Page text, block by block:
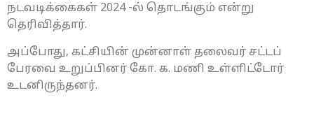
நடவடிக்கைகள் 2024 -ல் தொடங்கும் என்று
தெரிவித்தார்.
அப்போது, கட்சியின் முன்னாள் தலைவர் சட்டப்
பேரவை உறுப்பினர் கோ. க. மணி உள்ளிட்டோர்
உடனிருந்தனர்.